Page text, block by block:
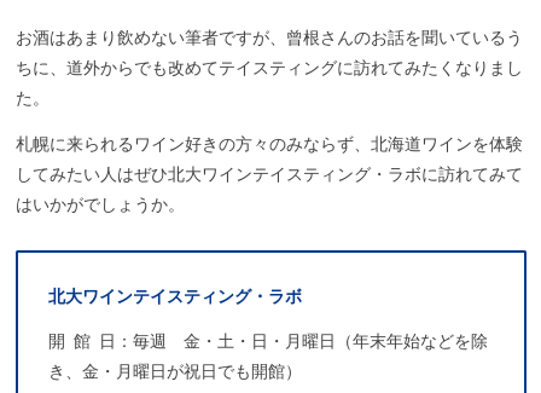
お酒はあまり飲めない筆者ですが、 曾根さんのお話を聞いているう
ちに、 道外からでも改めてテイスティングに訪れてみたくなりまし
た。
札幌に来られるワイン好きの方々のみならず、 北海道ワインを体験
してみたい人はぜひ北大ワインテイスティング・ラボに訪れてみて
はいかがでしょうか。
北大ワインテイスティング・ ラボ
開館日 ：毎週 金・土・日・月曜日（年末年始などを除
き、金・月曜日が祝日でも開館）